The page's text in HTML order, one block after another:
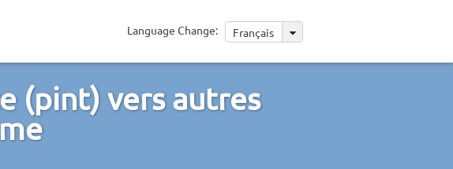
Language Change: Français
(pint) vers autres